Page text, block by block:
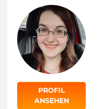
PROFIL
ANSEHEN